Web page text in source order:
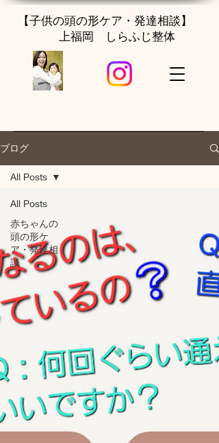
【子供の頭の形ケア・発達相談】
上福岡 しらふじ整体
ブログ
All Posts
赤ちゃんの
頭の形ケ
ア・発達相
談
All Posts